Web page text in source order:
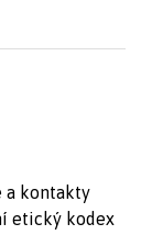
a kontakty
etický kodex